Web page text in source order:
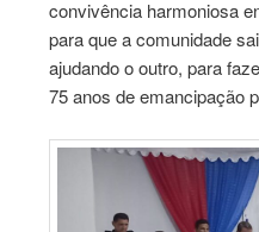
convivência harmoniosa
para que a comunidade
ajudando o outro, para
75 anos de emancipação